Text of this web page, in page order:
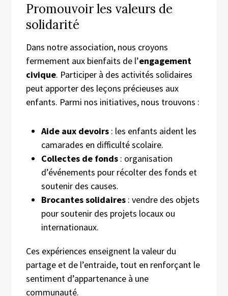
Promouvoir les valeurs de
solidarité
Dans notre association, nous croyons
fermement aux bienfaits de l’engagement
civique. Participer à des activités solidaires
peut apporter des leçons précieuses aux
enfants. Parmi nos initiatives, nous trouvons :
Aide aux devoirs : les enfants aident les
camarades en difficulté scolaire.
Collectes de fonds : organisation
d’événements pour récolter des fonds et
soutenir des causes.
Brocantes solidaires : vendre des objets
pour soutenir des projets locaux ou
internationaux.
Ces expériences enseignent la valeur du
partage et de l’entraide, tout en renforçant le
sentiment d’appartenance à une
communauté.